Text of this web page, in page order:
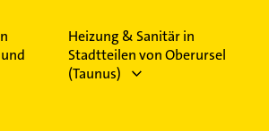
können.Heizung & Sanitär in
Stadtteilen von Oberursel
(Taunus)